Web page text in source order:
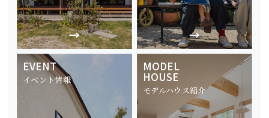
EVENT
イベント情報
MODEL
HOUSE
モデルハウス紹介